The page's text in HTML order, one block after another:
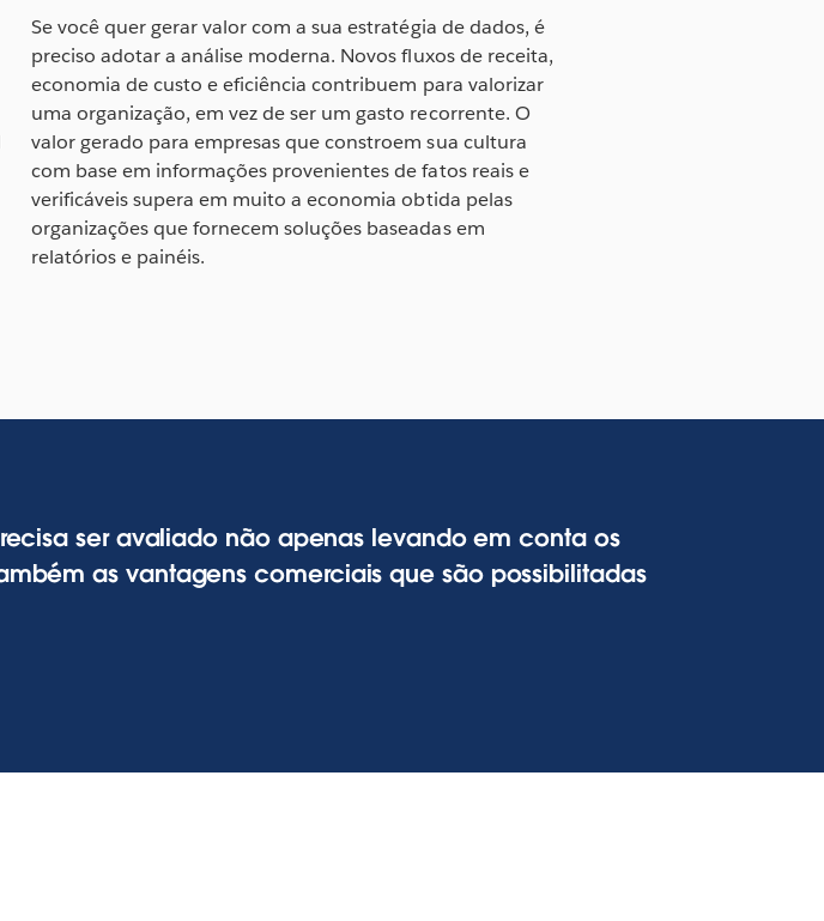
Se você quer gerar valor com a sua estratégia de dados, é
preciso adotar a análise moderna. Novos fluxos de receita,
economia de custo e eficiência contribuem para valorizar
uma organização, em vez de ser um gasto recorrente. O
valor gerado para empresas que constroem sua cultura
com base em informações provenientes de fatos reais e
verificáveis supera em muito a economia obtida pelas
organizações que fornecem soluções baseadas em
relatórios e painéis.
ser avaliado não apenas levando em conta os
as vantagens comerciais que são possibilitadas